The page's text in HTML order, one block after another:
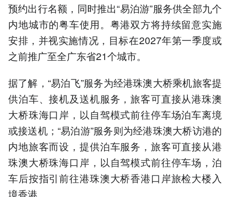
预约出行名额，同时推出“易泊游”服务供全部九个
内地城市的粤车使用。粤港双方将持续留意实施
安排，并视实施情况，目标在2027年第一季度或
之前推广至全广东省21个城市。
据了解，“易泊飞”服务为经港珠澳大桥乘机旅客提
供泊车、接机及送机服务，旅客可直接从港珠澳
大桥珠海口岸，以自驾模式前往停车场泊车离境
或接送机；“易泊游”服务则为经港珠澳大桥访港的
内地旅客而设，提供泊车服务，旅客可直接从港
珠澳大桥珠海口岸，以自驾模式前往停车场，泊
车后按指引前往港珠澳大桥香港口岸旅检大楼入
境香港。